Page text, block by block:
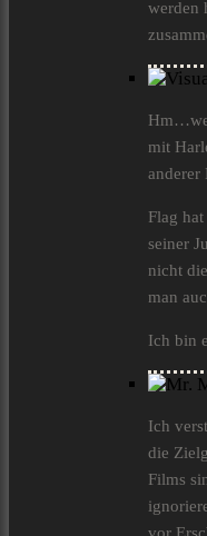
werden
mit
Flag
seiner
nicht
man
Ich bin
Ich
die
Films